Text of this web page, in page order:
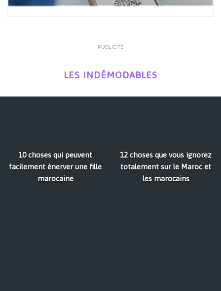
PUBLICITÉ
LES INDÉMODABLES
10 choses qui peuvent
facilement énerver une fille
marocaine
12 choses que vous ignorez
totalement sur le Maroc et
les marocains